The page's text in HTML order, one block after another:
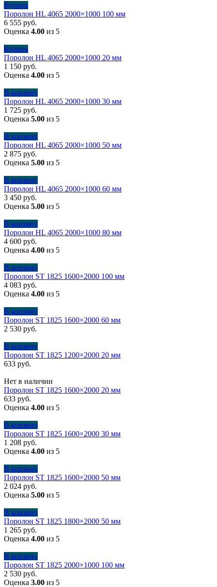
Купить
Поролон HL 4065 2000×1000 100 мм
6 555 руб.
Оценка 4.00 из 5
Купить
Поролон HL 4065 2000×1000 20 мм
1 150 руб.
Оценка 4.00 из 5
В корзину
Поролон HL 4065 2000×1000 30 мм
1 725 руб.
Оценка 5.00 из 5
В корзину
Поролон HL 4065 2000×1000 50 мм
2 875 руб.
Оценка 5.00 из 5
В корзину
Поролон HL 4065 2000×1000 60 мм
3 450 руб.
Оценка 5.00 из 5
В корзину
Поролон HL 4065 2000×1000 80 мм
4 600 руб.
Оценка 4.00 из 5
В корзину
Поролон ST 1825 1600×2000 100 мм
4 083 руб.
Оценка 4.00 из 5
В корзину
Поролон ST 1825 1600×2000 60 мм
2 530 руб.
В корзину
Поролон ST 1825 1200×2000 20 мм
633 руб.
Нет в наличии
Поролон ST 1825 1600×2000 20 мм
633 руб.
Оценка 4.00 из 5
В корзину
Поролон ST 1825 1600×2000 30 мм
1 208 руб.
Оценка 4.00 из 5
В корзину
Поролон ST 1825 1600×2000 50 мм
2 024 руб.
Оценка 5.00 из 5
В корзину
Поролон ST 1825 1800×2000 50 мм
1 265 руб.
Оценка 4.00 из 5
В корзину
Поролон ST 1825 2000×1000 100 мм
2 530 руб.
Оценка 3.00 из 5